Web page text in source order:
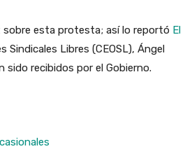
sobre esta protesta; así lo reportó El
Sindicales Libres (CEOSL), Ángel
sido recibidos por el Gobierno.